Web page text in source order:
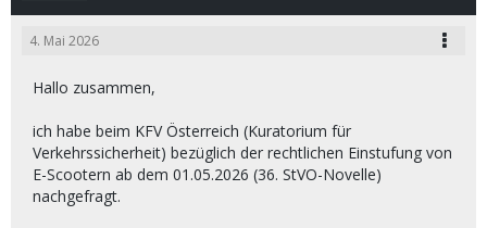
4. Mai 2026
Hallo zusammen,
ich habe beim KFV Österreich (Kuratorium für
Verkehrssicherheit) bezüglich der rechtlichen Einstufung von
E-Scootern ab dem 01.05.2026 (36. StVO-Novelle)
nachgefragt.